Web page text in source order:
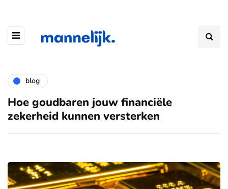
blog
Hoe goudbaren jouw financiële
zekerheid kunnen versterken